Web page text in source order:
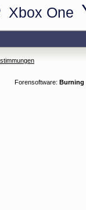
Xbox One
Forensoftware: Burning